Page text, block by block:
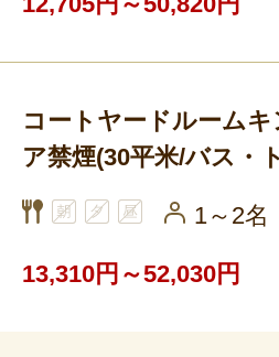
コートヤードルーム
ア禁煙(30平米/バス・
1～2名
13,310円～52,030円